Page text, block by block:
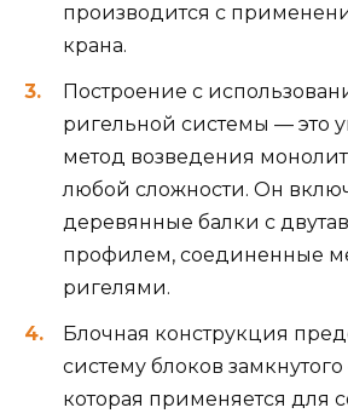
производится с
крана.
Построение с
ригельной системы — это
метод возведения
любой сложности. Он
деревянные балки с
профилем, соединенные
ригелями.
Блочная конструкция
систему блоков
которая применяется для